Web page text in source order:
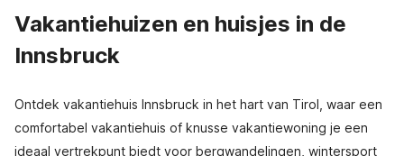
Vakantiehuizen en huisjes in de
Innsbruck
Ontdek vakantiehuis Innsbruck in het hart van Tirol, waar een
comfortabel vakantiehuis of knusse vakantiewoning je een
ideaal vertrekpunt biedt voor bergwandelingen, wintersport